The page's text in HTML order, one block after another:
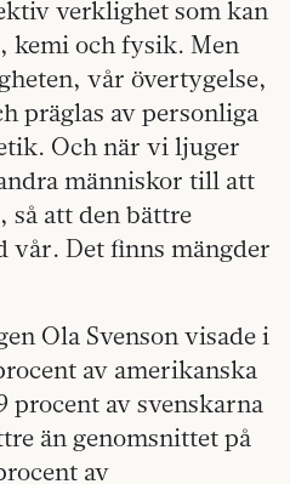
verklighet som kan
kemi och fysik. Men
vår övertygelse,
präglas av personliga
Och när vi ljuger
människor till att
så att den bättre
vår. Det finns mängder
Ola Svenson visade i
av amerikanska
procent av svenskarna
än genomsnittet på
av